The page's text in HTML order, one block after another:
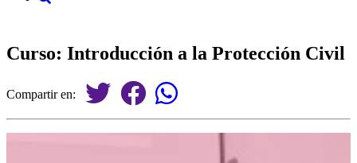
Curso: Introducción a la Protección Civil
Compartir en: